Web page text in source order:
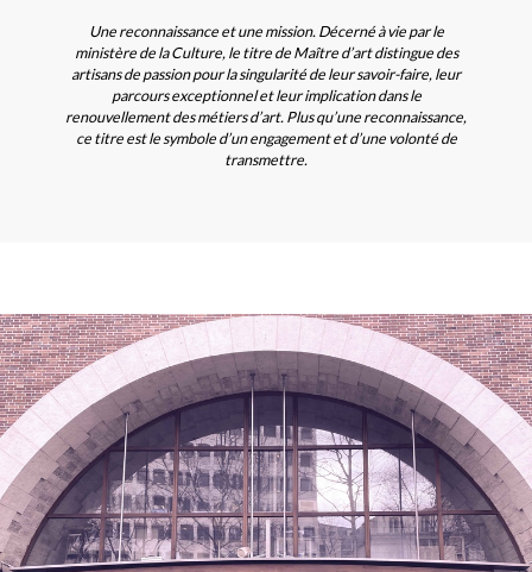
Une reconnaissance et une mission. Décerné à vie par le
ministère de la Culture, le titre de Maître d’art distingue des
artisans de passion pour la singularité de leur savoir-faire, leur
parcours exceptionnel et leur implication dans le
renouvellement des métiers d’art. Plus qu’une reconnaissance,
ce titre est le symbole d’un engagement et d’une volonté de
transmettre.